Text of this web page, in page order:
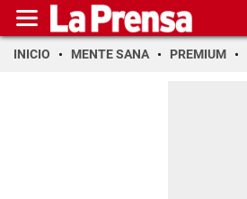
INICIO MENTE SANA PREMIUM